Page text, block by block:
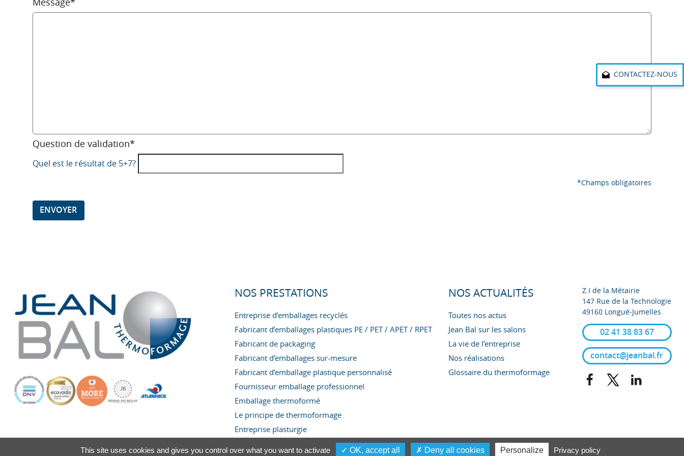
CONTACTEZ-NOUS
Message*
Question de validation*
Quel est le résultat de 5+7?
*Champs obligatoires
NOS PRESTATIONS
Entreprise d’emballages recyclés
Fabricant d’emballages plastiques PE / PET / APET / RPET
Fabricant de packaging
Fabricant d’emballages sur-mesure
Fabricant d’emballage plastique personnalisé
Fournisseur emballage professionnel
Emballage thermoformé
Le principe de thermoformage
Entreprise plasturgie
NOS ACTUALITÉS
Toutes nos actus
Jean Bal sur les salons
La vie de l’entreprise
Nos réalisations
Glossaire du thermoformage
Z.I de la Métairie
147 Rue de la Technologie
49160 Longué-Jumelles
02 41 38 83 67
contact@jeanbal.fr
FacebookTwitter
This site uses cookies and gives you control over what you want to activate ✓ OK, accept all ✗ Deny all cookies Personalize Privacy policy